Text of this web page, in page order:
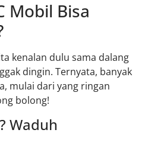
Mobil Bisa
kenalan dulu sama dalang
dingin. Ternyata, banyak
mulai dari yang ringan
bolong!
Waduh